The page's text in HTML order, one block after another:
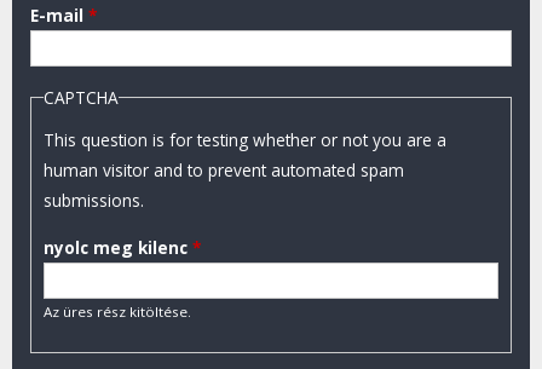
E-mail *
CAPTCHA
This question is for testing whether or not you are a
human visitor and to prevent automated spam
submissions.
nyolc meg kilenc *
Az üres rész kitöltése.